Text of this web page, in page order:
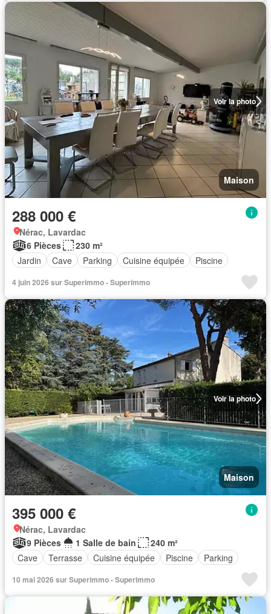
Voir la photo
Maison
288 000 €
Nérac, Lavardac
6 Pièces
230 m²
Jardin
Cave Parking Cuisine équipée Piscine
4 juin 2026 sur Superimmo - Superimmo
Voir la photo
Maison
395 000 €
Nérac, Lavardac
9 Pièces
1 Salle de bain
240 m²
Cave
Terrasse Cuisine équipée Piscine Parking
10 mai 2026 sur Superimmo - Superimmo